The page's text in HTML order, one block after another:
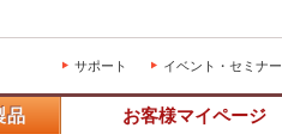
サポート イベント・セミナー
品 お客様マイページ